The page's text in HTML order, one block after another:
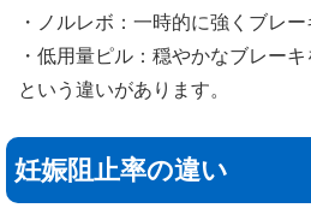
・ノルレボ：一時的に強くブレ
・低用量ピル：穏やかなブレー
という違いがあります。
妊娠阻止率の違い